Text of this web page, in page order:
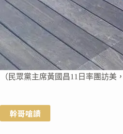
（民眾黨主席黃國昌11日率團訪
幹哥嗆讀